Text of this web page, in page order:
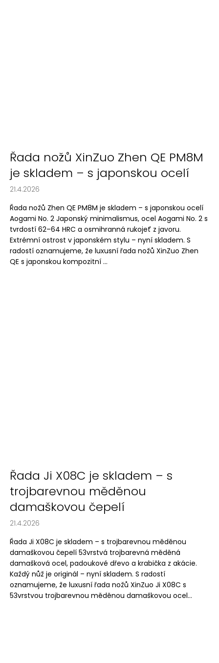
Řada nožů XinZuo Zhen QE PM8M
je skladem – s japonskou ocelí
21.4.2026
Řada nožů Zhen QE PM8M je skladem – s japonskou ocelí
Aogami No. 2 Japonský minimalismus, ocel Aogami No. 2 s
tvrdostí 62–64 HRC a osmihranná rukojeť z javoru.
Extrémní ostrost v japonském stylu – nyní skladem. S
radostí oznamujeme, že luxusní řada nožů XinZuo Zhen
QE s japonskou kompozitní ...
Řada Ji X08C je skladem – s
trojbarevnou měděnou
damaškovou čepelí
21.4.2026
Řada Ji X08C je skladem – s trojbarevnou měděnou
damaškovou čepelí 53vrstvá trojbarevná měděná
damašková ocel, padoukové dřevo a krabička z akácie.
Každý nůž je originál – nyní skladem. S radostí
oznamujeme, že luxusní řada nožů XinZuo Ji X08C s
53vrstvou trojbarevnou měděnou damaškovou ocel...